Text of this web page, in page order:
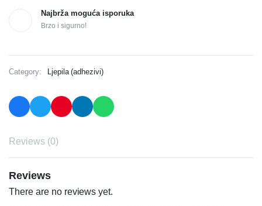
Najbrža moguća isporuka
Brzo i sigurno!
Category: Ljepila (adhezivi)
Reviews (0)
Reviews
There are no reviews yet.